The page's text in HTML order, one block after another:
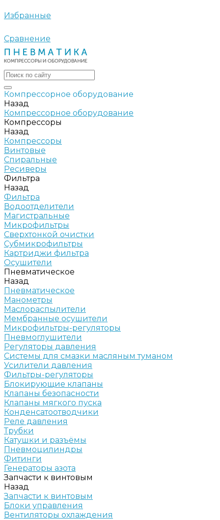
Избранные
Сравнение
Компрессорное оборудование
Назад
Компрессорное оборудование
Компрессоры
Назад
Компрессоры
Винтовые
Спиральные
Ресиверы
Фильтра
Назад
Фильтра
Водоотделители
Магистральные
Микрофильтры
Сверхтонкой очистки
Субмикрофильтры
Картриджи фильтра
Осушители
Пневматическое
Назад
Пневматическое
Манометры
Маслораспылители
Мембранные осушители
Микрофильтры-регуляторы
Пневмоглушители
Регуляторы давления
Системы для смазки масляным туманом
Усилители давления
Фильтры-регуляторы
Блокирующие клапаны
Клапаны безопасности
Клапаны мягкого пуска
Конденсатоотводчики
Реле давления
Трубки
Катушки и разъёмы
Пневмоцилиндры
Фитинги
Генераторы азота
Запчасти к винтовым
Назад
Запчасти к винтовым
Блоки управления
Вентиляторы охлаждения